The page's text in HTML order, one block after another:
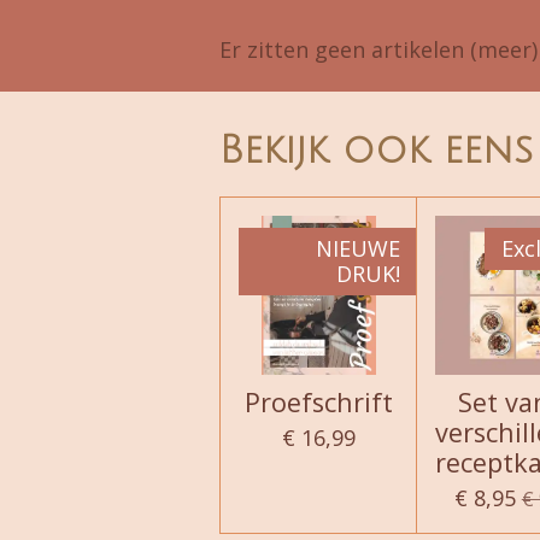
Er zitten geen artikelen
Bekijk ook eens
NIEUWE
DRUK!
Proefschrift
€ 16,99
Set
€ 8,95 €